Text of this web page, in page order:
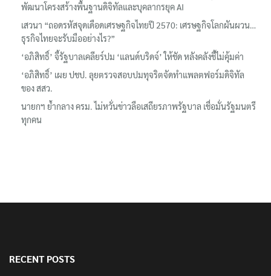
พัฒนาโครงสร้างพื้นฐานดิจิทัลและบุคลากรยุค AI
เสวนา “ถอดรหัสจุดเดือดเศรษฐกิจไทยปี 2570: เศรษฐกิจโลกผันผวน…
ธุรกิจไทยจะรับมืออย่างไร?”
‘อภิสิทธิ์’ จี้รัฐบาลเคลียร์ปม ‘แลนด์บริดจ์’ ให้ชัด หลังคลังชี้ไม่คุ้มค่า
‘อภิสิทธิ์’ เผย ปชป. ลุยตรวจสอบปมทุจริตจัดทำแพลตฟอร์มดิจิทัล
ของ สสว.
นายกฯ ย้ำกลาง ครม. ไม่หวั่นข่าวลือเสถียรภาพรัฐบาล เชื่อมั่นรัฐมนตรี
ทุกคน
RECENT POSTS